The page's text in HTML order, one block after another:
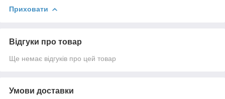
Приховати
Відгуки про товар
Ще немає відгуків про цей товар
Умови доставки